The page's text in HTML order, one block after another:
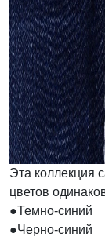
Эта коллекция
цветов
●Темно-синий
●Черно-синий